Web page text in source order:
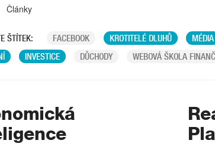
Články
ŠTÍTEK: FACEBOOK KROTITELÉ DLUHŮ MÉDIA
INVESTICE DŮCHODY WEBOVÁ ŠKOLA